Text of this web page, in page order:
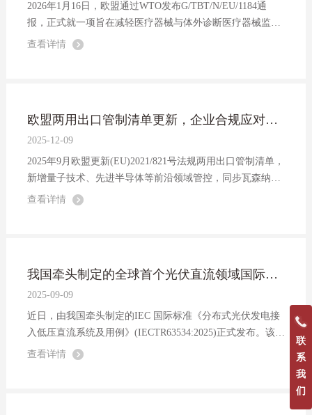
2026年1月16日，欧盟通过WTO发布G/TBT/N/EU/1184通
报，正式就一项旨在减轻医疗器械与体外诊断医疗器械监管
负担的重要法规修订提案征求意见。
查看详情
欧盟两用出口管制清单更新，企业合规应对建议
2025-12-09
2025年9月欧盟更新(EU)2021/821号法规两用出口管制清单，
新增量子技术、先进半导体等前沿领域管控，同步瓦森纳安
排等多边机制要求。本文解析清单更新背景、技术管控趋
查看详情
我国牵头制定的全球首个光伏直流领域国际标准正式发布
2025-09-09
近日，由我国牵头制定的IEC 国际标准《分布式光伏发电接
入低压直流系统及用例》(IECTR63534:2025)正式发布。该标
准是光伏直流领域首个国际标准。
查看详情
联
系
我
们